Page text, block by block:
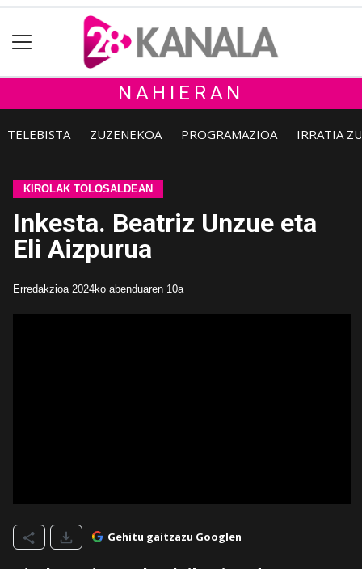
NAHIERAN
TELEBISTA ZUZENEKOA PROGRAMAZIOA IRRATIA
KIROLAK TOLOSALDEAN
Inkesta. Beatriz Unzue eta
Eli Aizpurua
Erredakzioa 2024ko abenduaren 10a
Gehitu gaitzazu Googlen